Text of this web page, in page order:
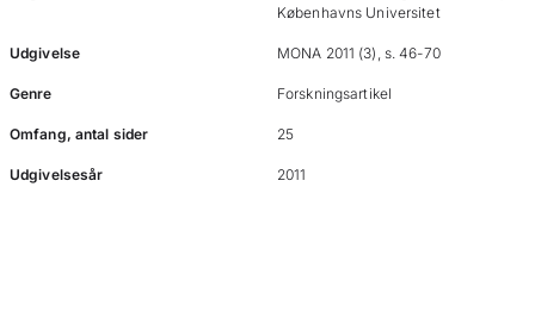
Københavns Universitet
Udgivelse MONA 2011 (3), s. 46-70
Genre Forskningsartikel
Omfang, antal sider 25
Udgivelsesår 2011